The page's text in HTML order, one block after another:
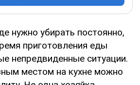
нужно убирать постоянно,
приготовления еды
непредвиденные ситуации.
местом на кухне можно